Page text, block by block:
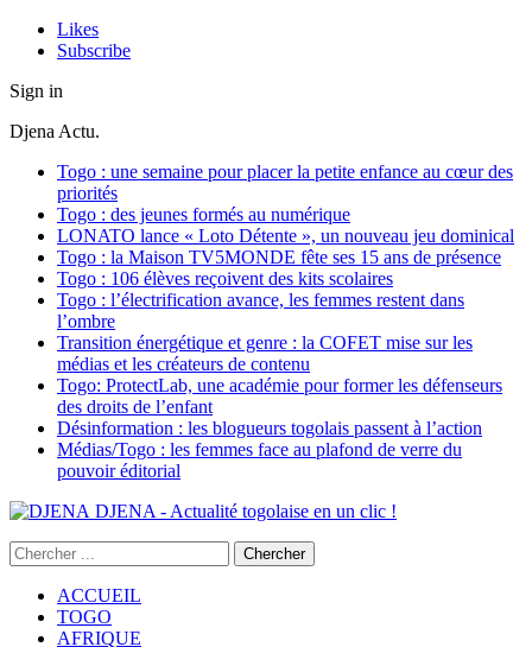
Likes
Subscribe
Sign in
Djena Actu.
Togo : une semaine pour placer la petite enfance au cœur des
priorités
Togo : des jeunes formés au numérique
LONATO lance « Loto Détente », un nouveau jeu dominical
Togo : la Maison TV5MONDE fête ses 15 ans de présence
Togo : 106 élèves reçoivent des kits scolaires
Togo : l’électrification avance, les femmes restent dans
l’ombre
Transition énergétique et genre : la COFET mise sur les
médias et les créateurs de contenu
Togo: ProtectLab, une académie pour former les défenseurs
des droits de l’enfant
Désinformation : les blogueurs togolais passent à l’action
Médias/Togo : les femmes face au plafond de verre du
pouvoir éditorial
DJENA - Actualité togolaise en un clic !
ACCUEIL
TOGO
AFRIQUE